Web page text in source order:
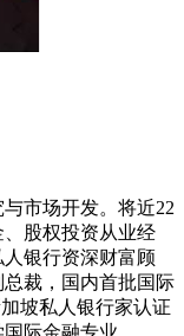
市场开发。将近22
股权投资从业经
银行资深财富顾
裁，国内首批国际
坡私人银行家认证
际金融专业